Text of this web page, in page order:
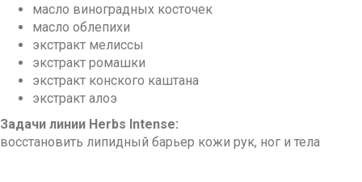
масло виноградных косточек
масло облепихи
экстракт мелиссы
экстракт ромашки
экстракт конского каштана
экстракт алоэ
Задачи линии Herbs Intense:
восстановить липидный барьер кожи рук, ног и тела